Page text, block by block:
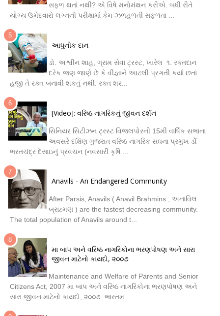
સફળ થતાં નથી? એ વિષે મનોમંથન કરીએ. બધી રીતે
યોગ્ય ઉમેદવારો લગ્નની પરીક્ષામાં કેમ ઝળહળતી સફળતા ...
આધુનીક દાન
ડો. અશ્વીન શાહ, ગ્રામ સેવા ટ્રસ્ટ, ખારેલ ૧. રક્તદાન
દરેક જણ જાણે છે કે વીજ્ઞાને આટલી પ્રગતી કર્યા છતાં
હજી તે રક્ત બનાવી શકતું નથી. રક્ત શર...
[Video]: વરિષ્ઠ નાગરિકનું જીવન દર્શન
સિનિયર સિટીઝન ટ્રસ્ટ વિજલપોરની 15મી વાર્ષિક સભાના
અવસરે દક્ષિણ ગુજરાત વરિષ્ઠ નાગરિક સંઘના પ્રમુખ ર્ડો
ભરતચંદ્ર દેસાઇનું પ્રવચન (નવસારી કૃષિ ...
Anavils - An Endangered Community
After Parsis, Anavils ( Anavil Brahmins , અનાવિલ
બ્રાહ્મણ ) are the fastest decreasing community.
The total population of Anavils around t...
મા બાપ અને વરિષ્ઠ નાગરિકોના ભરણપોષણ અને સારા
જીવન માટેનો કાયદો, ૨૦૦૭
Maintenance and Welfare of Parents and Senior
Citizens Act, 2007 મા બાપ અને વરિષ્ઠ નાગરિકોના ભરણપોષણ અને
સારા જીવન માટેનો કાયદો, ૨૦૦૭ ભારતમ...